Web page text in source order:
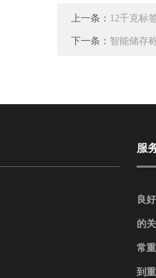
上一条： 12千克标
下一条： 智能储存
服
良
的
常
到